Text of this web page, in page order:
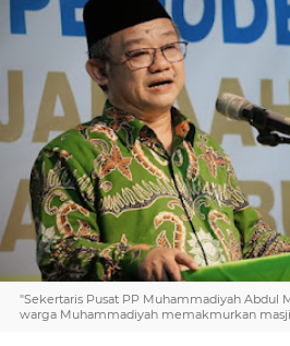
"Sekertaris Pusat PP Muhammadiyah Abdul
warga Muhammadiyah memakmurkan